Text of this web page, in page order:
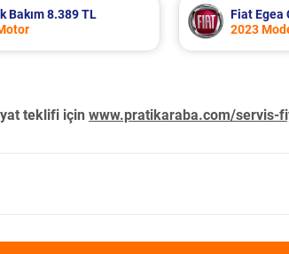
Bakım 8.389 TL
Fiat Egea
2023
teklifi için www.pratikaraba.com/servis-